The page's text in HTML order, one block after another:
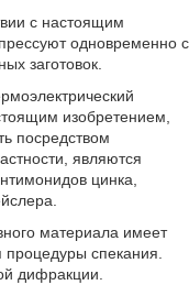
с настоящим
одновременно с
заготовок.
изобретением,
посредством
являются
цинка,
материала имеет
спекания.
дифракции.